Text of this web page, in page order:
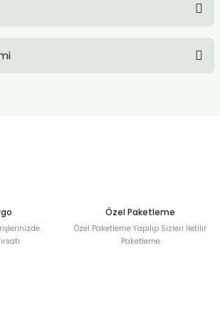
noktaları öneri formunu
Özel Paketleme
Özel Paketleme Yapılıp Sizleri İletilir
Paketleme